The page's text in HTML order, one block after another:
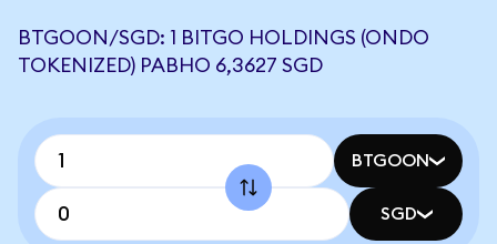
BTGOON/SGD: 1 BITGO HOLDINGS (ONDO
TOKENIZED) РАВНО 6,3627 SGD
BTGOON
SGD